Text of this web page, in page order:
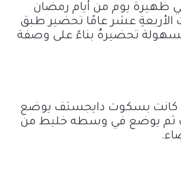
ظهيرة يوم من أيام رمضان
الأربعةِ عشر عامًا تحضير طبق
تحضيرهُ بناءً على وصفة
كانت بسكوت دايجستف يوضع
ثم يوضع في وسطه خليط من